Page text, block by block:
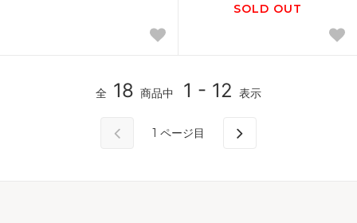
SOLD OUT
全 18 商品中 1 - 12 表示
1 ページ目